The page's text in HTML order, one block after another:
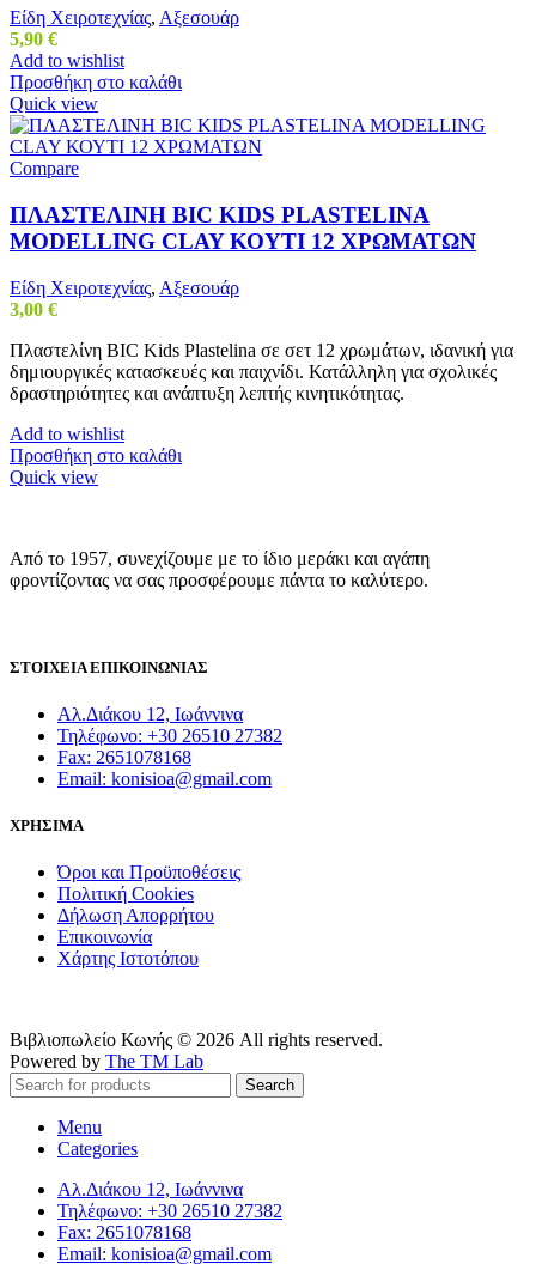
Είδη Χειροτεχνίας, Αξεσουάρ
5,90 €
Add to wishlist
Προσθήκη στο καλάθι
Quick view
Compare
ΠΛΑΣΤΕΛΙΝΗ BIC KIDS PLASTELINA
MODELLING CLAY ΚΟΥΤΙ 12 ΧΡΩΜΑΤΩΝ
Είδη Χειροτεχνίας, Αξεσουάρ
3,00 €
Πλαστελίνη BIC Kids Plastelina σε σετ 12 χρωμάτων, ιδανική για
δημιουργικές κατασκευές και παιχνίδι. Κατάλληλη για σχολικές
δραστηριότητες και ανάπτυξη λεπτής κινητικότητας.
Add to wishlist
Προσθήκη στο καλάθι
Quick view
Από το 1957, συνεχίζουμε με το ίδιο μεράκι και αγάπη
φροντίζοντας να σας προσφέρουμε πάντα το καλύτερο.
ΣΤΟΙΧΕΙΑ ΕΠΙΚΟΙΝΩΝΙΑΣ
Αλ.Διάκου 12, Ιωάννινα
Τηλέφωνο: +30 26510 27382
Fax: 2651078168
Email: konisioa@gmail.com
ΧΡΗΣΙΜΑ
Όροι και Προϋποθέσεις
Πολιτική Cookies
Δήλωση Απορρήτου
Επικοινωνία
Χάρτης Ιστοτόπου
Βιβλιοπωλείο Κωνής © 2026 All rights reserved.
Powered by The TM Lab
Search
Menu
Categories
Αλ.Διάκου 12, Ιωάννινα
Τηλέφωνο: +30 26510 27382
Fax: 2651078168
Email: konisioa@gmail.com